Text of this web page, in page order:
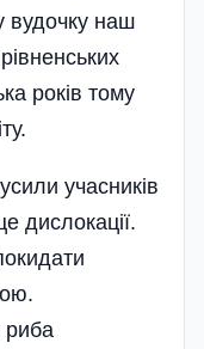
вудочку наш
років тому
учасників
дислокації.
риба